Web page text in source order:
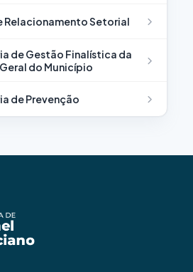
Relacionamento Setorial
de Gestão Finalística da
do Município
de Prevenção